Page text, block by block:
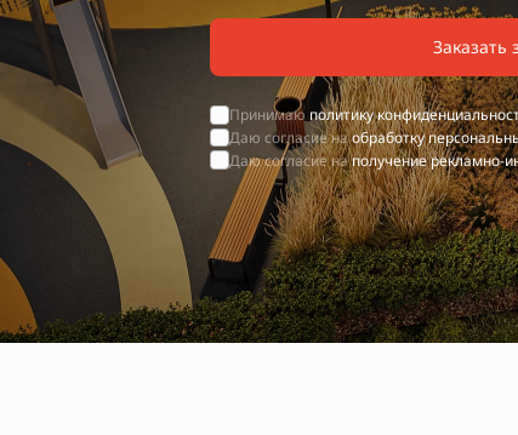
Заказать
Принимаю политику
Даю согласие наобработку
Даю согласие наполучение рекламно-